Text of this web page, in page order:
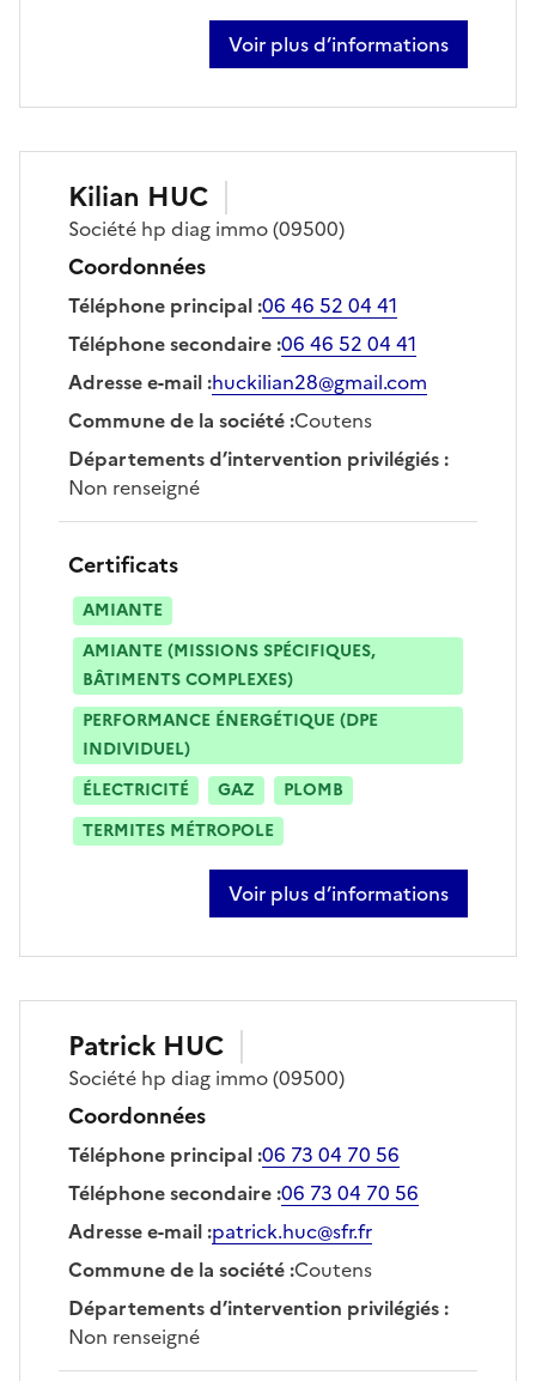
Voir plus d’informations
sur david carreno
Kilian HUC
Société hp diag immo(09500)
Coordonnées
Téléphone principal:06 46 52 04 41
Téléphone secondaire:06 46 52 04 41
Adresse e-mail:huckilian28@gmail.com
Commune de la société:Coutens
Départements d’intervention privilégiés:
Non renseigné
Certificats
AMIANTE
AMIANTE (MISSIONS SPÉCIFIQUES,
BÂTIMENTS COMPLEXES)
PERFORMANCE ÉNERGÉTIQUE (DPE
INDIVIDUEL)
ÉLECTRICITÉ
GAZ
PLOMB
TERMITES MÉTROPOLE
Voir plus d’informations
sur kilian huc
Patrick HUC
Société hp diag immo(09500)
Coordonnées
Téléphone principal:06 73 04 70 56
Téléphone secondaire:06 73 04 70 56
Adresse e-mail:patrick.huc@sfr.fr
Commune de la société:Coutens
Départements d’intervention privilégiés:
Non renseigné